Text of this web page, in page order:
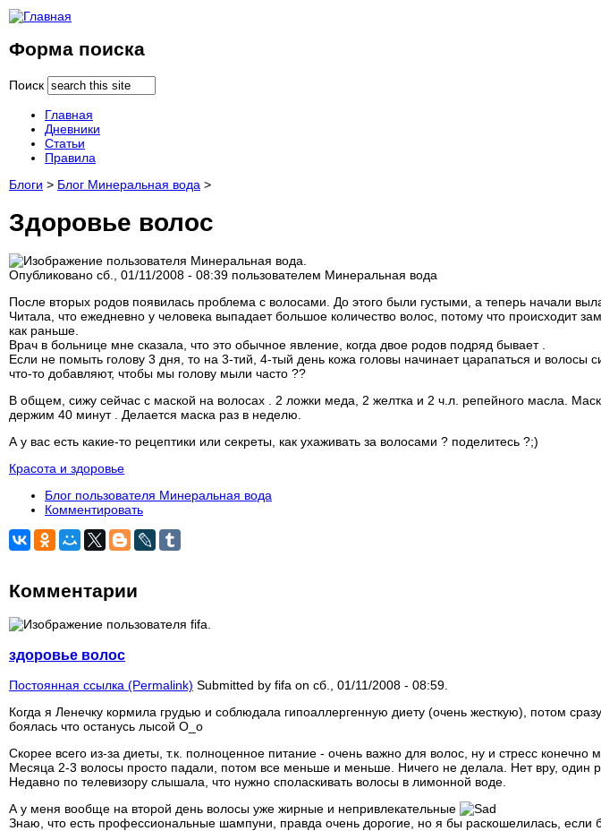
Форма поиска
Поиск
Главная
Дневники
Статьи
Правила
Блоги > Блог Минеральная вода >
Здоровье волос
Опубликовано сб., 01/11/2008 - 08:39 пользователем Минеральная вода
После вторых родов появилась проблема с волосами. До этого были густыми, а теперь начали
Читала, что ежедневно у человека выпадает большое количество волос, потому что происходит
как раньше.
Врач в больнице мне сказала, что это обычное явление, когда двое родов подряд бывает .
Если не помыть голову 3 дня, то на 3-тий, 4-тый день кожа головы начинает царапаться и
что-то добавляют, чтобы мы голову мыли часто ??
В общем, сижу сейчас с маской на волосах . 2 ложки меда, 2 желтка и 2 ч.л. репейного масла.
держим 40 минут . Делается маска раз в неделю.
А у вас есть какие-то рецептики или секреты, как ухаживать за волосами ? поделитесь ?;)
Красота и здоровье
Блог пользователя Минеральная вода
Комментировать
Комментарии
здоровье волос
Постоянная ссылка (Permalink) Submitted by fifa on сб., 01/11/2008 - 08:59.
Когда я Ленечку кормила грудью и соблюдала гипоаллергенную диету (очень жесткую), потом
боялась что останусь лысой О_о
Скорее всего из-за диеты, т.к. полноценное питание - очень важно для волос, ну и стресс конечно
Месяца 2-3 волосы просто падали, потом все меньше и меньше. Ничего не делала. Нет вру, один
Недавно по телевизору слышала, что нужно споласкивать волосы в лимонной воде.
А у меня вообще на второй день волосы уже жирные и непривлекательные
Знаю, что есть профессиональные шампуни, правда очень дорогие, но я бы раскошелилась, если б